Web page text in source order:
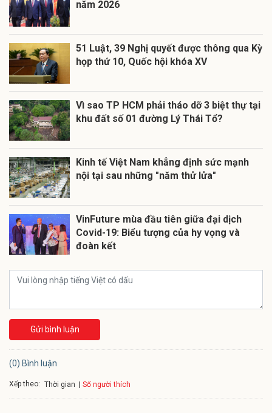
năm 2026
51 Luật, 39 Nghị quyết được thông qua Kỳ
họp thứ 10, Quốc hội khóa XV
Vì sao TP HCM phải tháo dỡ 3 biệt thự tại
khu đất số 01 đường Lý Thái Tổ?
Kinh tế Việt Nam khẳng định sức mạnh
nội tại sau những "năm thử lửa"
VinFuture mùa đầu tiên giữa đại dịch
Covid-19: Biểu tượng của hy vọng và
đoàn kết
Gửi bình luận
(0) Bình luận
Xếp theo: Thời gian Số người thích